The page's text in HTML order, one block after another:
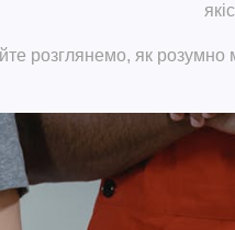
розглянемо, як розумно